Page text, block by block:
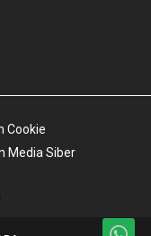
Cookie
Media Siber